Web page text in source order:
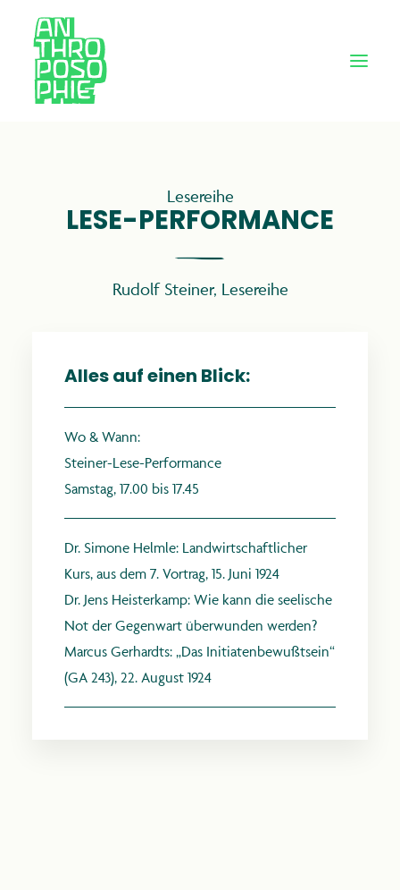
Lesereihe
LESE-PERFORMANCE
Rudolf Steiner, Lesereihe
Alles auf einen Blick:
Wo & Wann:
Steiner-Lese-Performance
Samstag, 17.00 bis 17.45
Dr. Simone Helmle: Landwirtschaftlicher
Kurs, aus dem 7. Vortrag, 15. Juni 1924
Dr. Jens Heisterkamp: Wie kann die seelische
Not der Gegenwart überwunden werden?
Marcus Gerhardts: „Das Initiatenbewußtsein“
(GA 243), 22. August 1924